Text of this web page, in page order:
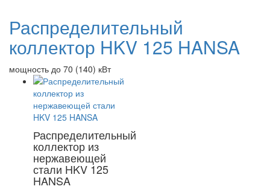
Распределительный
коллектор HKV 125 HANSA
мощность до 70 (140) кВт
Распределительный
коллектор из
нержавеющей
стали HKV 125
HANSA